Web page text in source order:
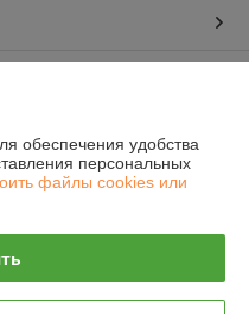
обеспечения удобства
персональных
файлы cookies или